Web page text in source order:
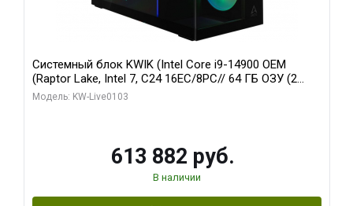
Системный блок KWIK (Intel Core i9-14900 OEM
(Raptor Lake, Intel 7, C24 16EC/8PC// 64 ГБ ОЗУ (2
модуля)/ Afox RTX4090 24GB GDDR6X 384-Bit 3xDP
Модель: KW-Live0103
613 882 руб.
В наличии